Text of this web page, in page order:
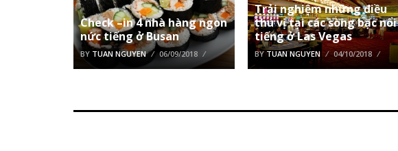
Check –in 4 nhà hàng ngon
nức tiếng ở Busan
BY TUAN NGUYEN 06/09/2018
Trải nghiệm những điều
thú vị tại các sòng bạc nổi
tiếng ở Las Vegas
BYTUAN NGUYEN 04/10/2018